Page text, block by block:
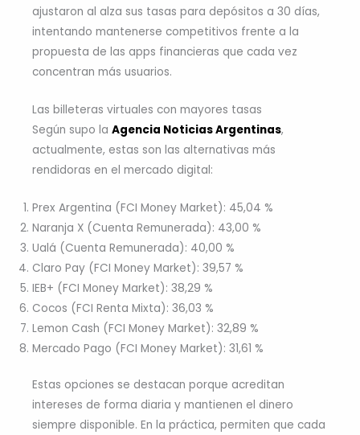
ajustaron al alza sus tasas para depósitos a 30 días,
intentando mantenerse competitivos frente a la
propuesta de las apps financieras que cada vez
concentran más usuarios.
Las billeteras virtuales con mayores tasas
Según supo la Agencia Noticias Argentinas,
actualmente, estas son las alternativas más
rendidoras en el mercado digital:
Prex Argentina (FCI Money Market): 45,04 %
Naranja X (Cuenta Remunerada): 43,00 %
Ualá (Cuenta Remunerada): 40,00 %
Claro Pay (FCI Money Market): 39,57 %
IEB+ (FCI Money Market): 38,29 %
Cocos (FCI Renta Mixta): 36,03 %
Lemon Cash (FCI Money Market): 32,89 %
Mercado Pago (FCI Money Market): 31,61 %
Estas opciones se destacan porque acreditan
intereses de forma diaria y mantienen el dinero
siempre disponible. En la práctica, permiten que cada